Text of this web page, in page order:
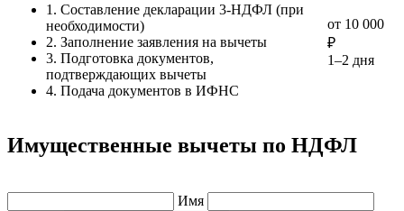
1. Составление декларации 3-НДФЛ (при
необходимости)
2. Заполнение заявления на вычеты
3. Подготовка документов,
подтверждающих вычеты
4. Подача документов в ИФНС
от 10 000
₽
1–2 дня
Имущественные вычеты по НДФЛ
Имя